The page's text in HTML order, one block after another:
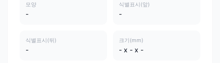
모양
-
식별표시(앞)
-
식별표시(뒤)
-
크기(mm)
- x - x -